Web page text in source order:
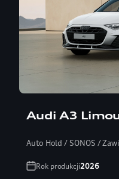
Audi A3
Auto Hold / SONOS /
Rok produkcji2026